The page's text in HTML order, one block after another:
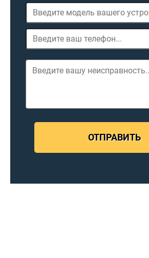
ОТПРАВИТЬ